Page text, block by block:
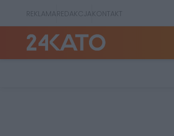
REKLAMAREDAKCJAKONTAKT